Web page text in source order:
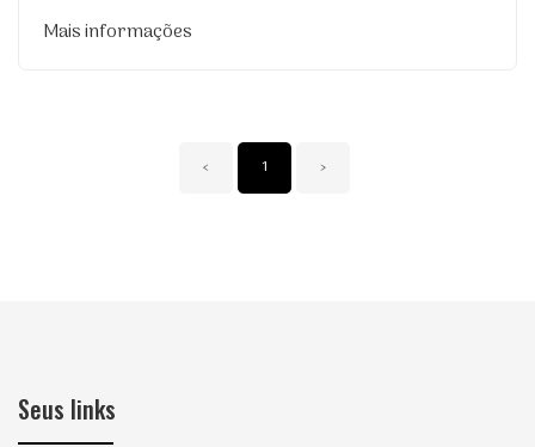
Mais informações
‹ 1 ›
Seus links